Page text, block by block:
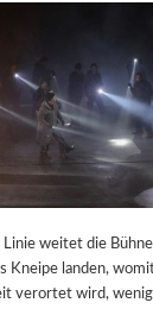
weitet die
Kneipe landen,
verortet wird,